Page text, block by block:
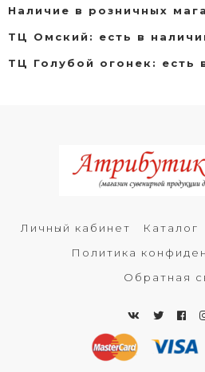
Наличие в розничных
ТЦ Омский: есть в
ТЦ Голубой огонек: есть
Личный кабинет Каталог
Политика
Обратная